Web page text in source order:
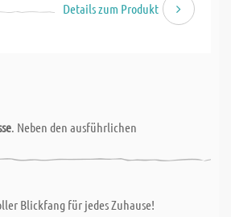
Details zum Produkt
. Neben den ausführlichen
Blickfang für jedes Zuhause!